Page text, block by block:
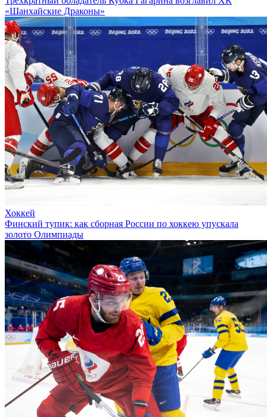
«Шанхайские Драконы»
Хоккей
Финский тупик: как сборная России по хоккею упускала
золото Олимпиады